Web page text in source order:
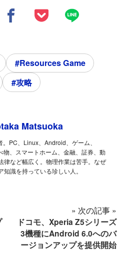
#Resources Game
#攻略
Matsuoka
PC、Linux、Android、ゲーム、
物、スマートホーム、金融、証券、動
律など幅広く。物理作業は苦手。なぜ
知識を持っている珍しい人。
» 次の記事 »
ドコモ、Xperia Z5シリーズ
3機種にAndroid 6.0へのバ
ージョンアップを提供開始